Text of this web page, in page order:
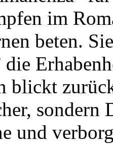
im
beten.
blickt
sondern
und